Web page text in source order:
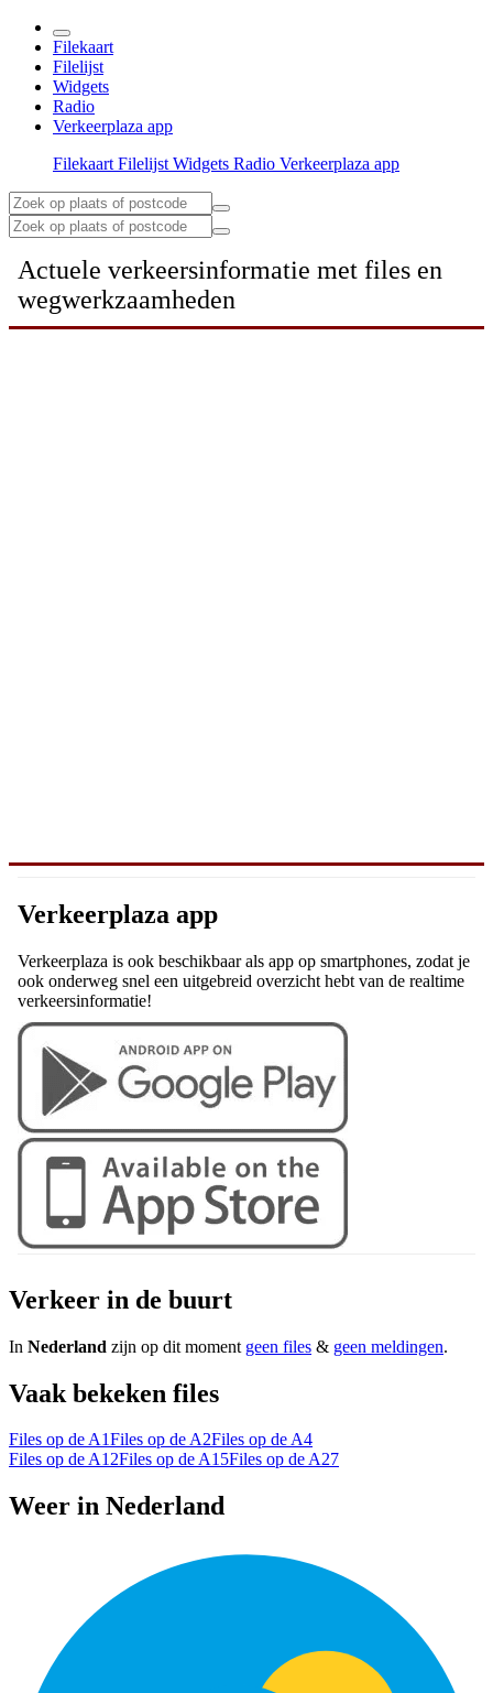
Filekaart
Filelijst
Widgets
Radio
Verkeerplaza app
Filekaart Filelijst Widgets Radio Verkeerplaza app
Actuele verkeersinformatie met files en
wegwerkzaamheden
Verkeerplaza app
Verkeerplaza is ook beschikbaar als app op smartphones, zodat je
ook onderweg snel een uitgebreid overzicht hebt van de realtime
verkeersinformatie!
Verkeer in de buurt
In Nederland zijn op dit moment geen files & geen meldingen.
Vaak bekeken files
Files op de A1Files op de A2Files op de A4
Files op de A12Files op de A15Files op de A27
Weer in Nederland